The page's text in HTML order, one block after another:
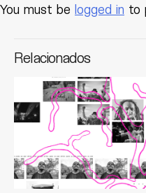
You must be logged in to
Relacionados